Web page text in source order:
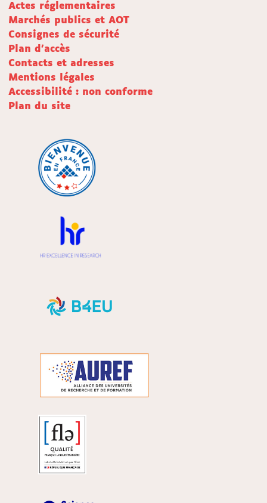
Actes réglementaires
Marchés publics et AOT
Consignes de sécurité
Plan d'accès
Contacts et adresses
Mentions légales
Accessibilité : non conforme
Plan du site